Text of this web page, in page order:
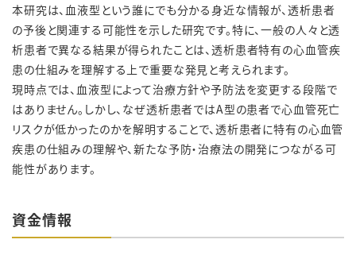
本研究は、血液型という誰にでも分かる身近な情報が、透析患者
の予後と関連する可能性を示した研究です。特に、一般の人々と透
析患者で異なる結果が得られたことは、透析患者特有の心血管疾
患の仕組みを理解する上で重要な発見と考えられます。
現時点では、血液型によって治療方針や予防法を変更する段階で
はありません。しかし、なぜ透析患者ではA型の患者で心血管死亡
リスクが低かったのかを解明することで、透析患者に特有の心血管
疾患の仕組みの理解や、新たな予防・治療法の開発につながる可
能性があります。
資金情報